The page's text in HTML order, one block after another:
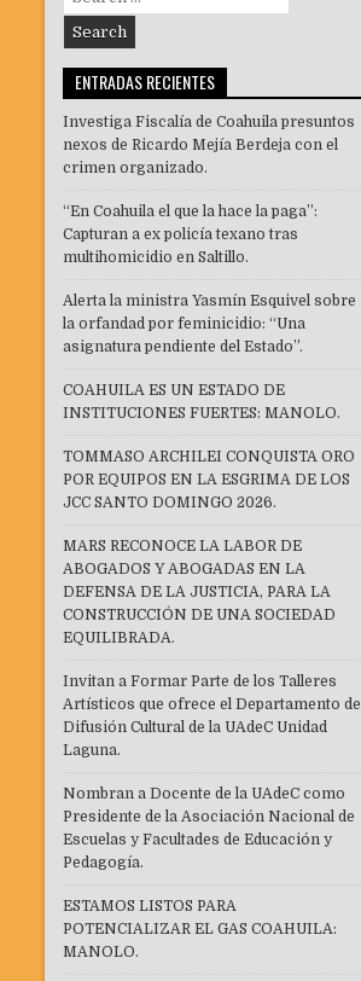
for:
ENTRADAS RECIENTES
Investiga Fiscalía de Coahuila presuntos
nexos de Ricardo Mejía Berdeja con el
crimen organizado.
“En Coahuila el que la hace la paga”:
Capturan a ex policía texano tras
multihomicidio en Saltillo.
Alerta la ministra Yasmín Esquivel sobre
la orfandad por feminicidio: “Una
asignatura pendiente del Estado”.
COAHUILA ES UN ESTADO DE
INSTITUCIONES FUERTES: MANOLO.
TOMMASO ARCHILEI CONQUISTA ORO
POR EQUIPOS EN LA ESGRIMA DE LOS
JCC SANTO DOMINGO 2026.
MARS RECONOCE LA LABOR DE
ABOGADOS Y ABOGADAS EN LA
DEFENSA DE LA JUSTICIA, PARA LA
CONSTRUCCIÓN DE UNA SOCIEDAD
EQUILIBRADA.
Invitan a Formar Parte de los Talleres
Artísticos que ofrece el Departamento de
Difusión Cultural de la UAdeC Unidad
Laguna.
Nombran a Docente de la UAdeC como
Presidente de la Asociación Nacional de
Escuelas y Facultades de Educación y
Pedagogía.
ESTAMOS LISTOS PARA
POTENCIALIZAR EL GAS COAHUILA:
MANOLO.